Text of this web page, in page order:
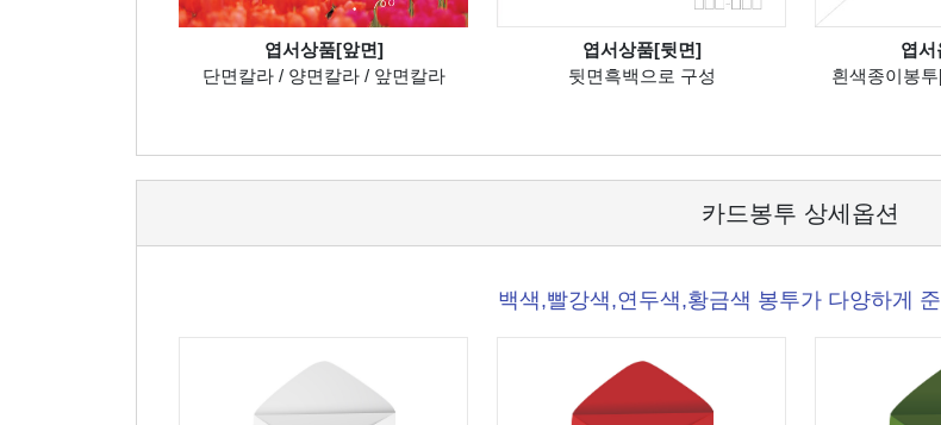
엽서상품[앞면]
단면칼라 / 양면칼라 / 앞면칼라
엽서상품[뒷면]
뒷면흑백으로 구성
엽
흰색종이봉
카드봉투 상세옵션
백색,빨강색,연두색,황금색 봉투가 다양하게